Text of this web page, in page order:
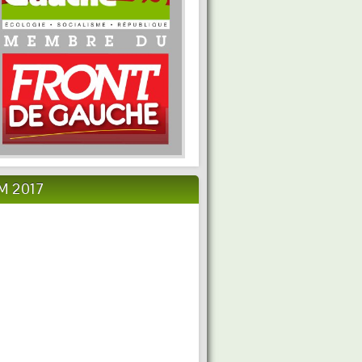
2017